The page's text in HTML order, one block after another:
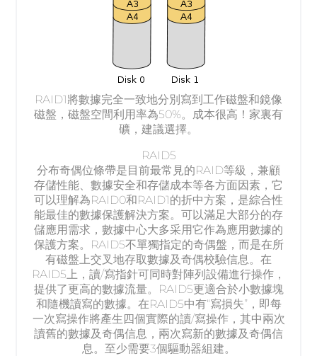
RAID1將數據完全一致地分別寫到工作磁盤和鏡像
磁盤，磁盤空間利用率為50%。成本很高！家裏有
礦，建議選擇。
RAID5
分布奇偶位條帶是目前最常見的RAID等級，兼顧
存儲性能、數據安全和存儲成本等各方面因素，它
可以理解為RAID0和RAID1的折中方案，是綜合性
能最佳的數據保護解決方案。可以滿足大部分的存
儲應用需求，數據中心大多采用它作為應用數據的
保護方案。RAID5不單獨指定的奇偶盤，而是在所
有磁盤上交叉地存取數據及奇偶校驗信息。在
RAID5上，讀/寫指針可同時對陣列設備進行操作，
提供了更高的數據流量。RAID5更適合於小數據塊
和隨機讀寫的數據。在RAID5中有“寫損失”，即每
一次寫操作將產生四個實際的讀/寫操作，其中兩次
讀舊的數據及奇偶信息，兩次寫新的數據及奇偶信
息。至少需要3個驅動器組建。